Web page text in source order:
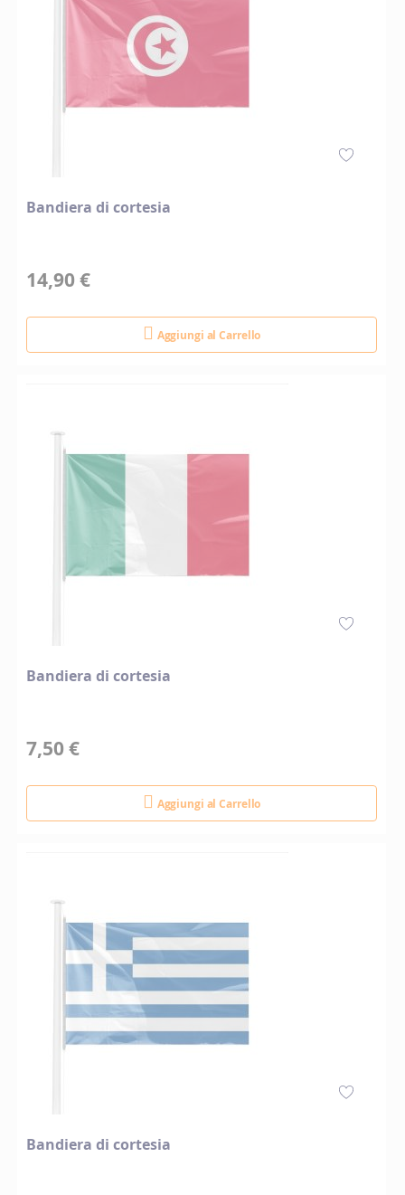
Bandiera di cortesia
14,90 €
Aggiungi al Carrello
Bandiera di cortesia
7,50 €
Aggiungi al Carrello
Bandiera di cortesia